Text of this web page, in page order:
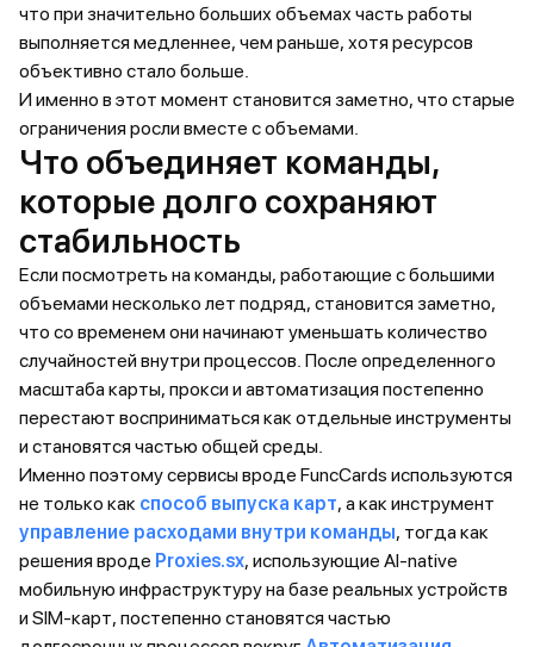
что при значительно больших объемах часть работы
выполняется медленнее, чем раньше, хотя ресурсов
объективно стало больше.
И именно в этот момент становится заметно, что старые
ограничения росли вместе с объемами.
Что объединяет команды,
которые долго сохраняют
стабильность
Если посмотреть на команды, работающие с большими
объемами несколько лет подряд, становится заметно,
что со временем они начинают уменьшать количество
случайностей внутри процессов. После определенного
масштаба карты, прокси и автоматизация постепенно
перестают восприниматься как отдельные инструменты
и становятся частью общей среды.
Именно поэтому сервисы вроде FuncCards используются
не только как способ выпуска карт, а как инструмент
управление расходами внутри команды, тогда как
решения вроде Proxies.sx, использующие AI-native
мобильную инфраструктуру на базе реальных устройств
и SIM-карт, постепенно становятся частью